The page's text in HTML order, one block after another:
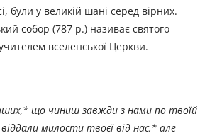
були у великій шані серед вірних.
собор (787 р.) називає святого
вселенської Церкви.
що чиниш завжди з нами по твоїй
милости твоєї від нас,* але